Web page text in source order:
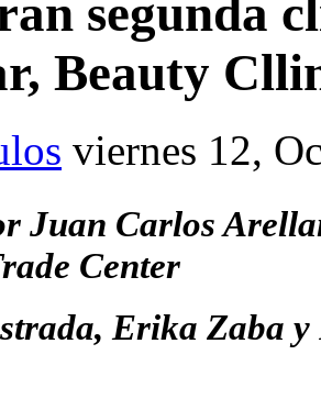
segunda
Beauty
viernes 12,
Juan Carlos
Center
Erika Zaba